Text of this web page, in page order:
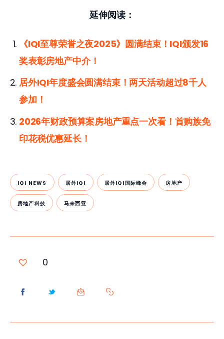
延伸阅读：
《IQI至尊荣誉之夜2025》圆满结束！IQI颁发16
奖表彰房地产中介！
居外IQI年度盛会圆满结束！两天活动超过8千人
参加！
2026年财政预算案房地产重点一次看！首购族免
印花税优惠延长！
IQI NEWS 居外IQI 居外IQI国际峰会 房地产
房地产科技 马来西亚
0